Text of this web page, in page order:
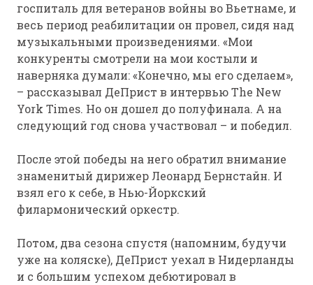
госпиталь для ветеранов войны во Вьетнаме, и
весь период реабилитации он провел, сидя над
музыкальными произведениями. «Мои
конкуренты смотрели на мои костыли и
наверняка думали: «Конечно, мы его сделаем»,
– рассказывал ДеПрист в интервью The New
York Times. Но он дошел до полуфинала. А на
следующий год снова участвовал – и победил.
После этой победы на него обратил внимание
знаменитый дирижер Леонард Бернстайн. И
взял его к себе, в Нью-Йоркский
филармонический оркестр.
Потом, два сезона спустя (напомним, будучи
уже на коляске), ДеПрист уехал в Нидерланды
и с большим успехом дебютировал в